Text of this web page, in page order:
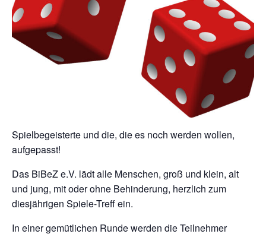
Spielbegeisterte und die, die es noch werden wollen,
aufgepasst!
Das BiBeZ e.V. lädt alle Menschen, groß und klein, alt
und jung, mit oder ohne Behinderung, herzlich zum
diesjährigen Spiele-Treff ein.
In einer gemütlichen Runde werden die Teilnehmer